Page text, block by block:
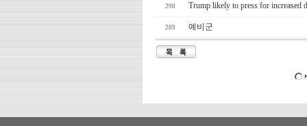
290 Trump likely to press for increased
289 예비군